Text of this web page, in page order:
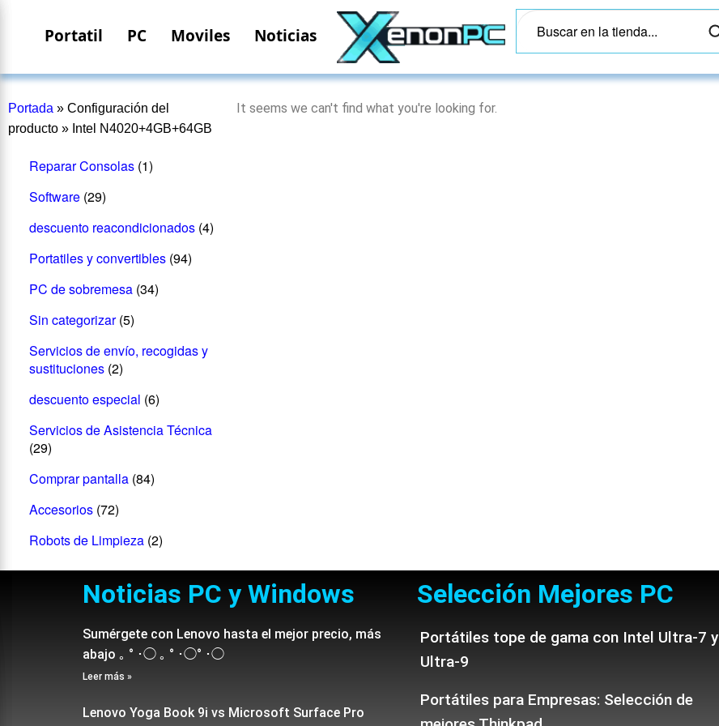
Portatil PC Moviles Noticias
Portada » Configuración del
producto » Intel N4020+4GB+64GB
Reparar Consolas (1)
Software (29)
descuento reacondicionados (4)
Portatiles y convertibles (94)
PC de sobremesa (34)
Sin categorizar (5)
Servicios de envío, recogidas y
sustituciones (2)
descuento especial (6)
Servicios de Asistencia Técnica
(29)
Comprar pantalla (84)
Accesorios (72)
Robots de Limpieza (2)
It seems we can't find what you're looking for.
Noticias PC y Windows
Sumérgete con Lenovo hasta el mejor precio, más
abajo ｡ ° ･◯ ｡ ° ･◯° ･◯
Leer más »
Lenovo Yoga Book 9i vs Microsoft Surface Pro
Selección Mejores PC
Portátiles tope de gama con Intel Ultra-7 y
Ultra-9
Portátiles para Empresas: Selección de